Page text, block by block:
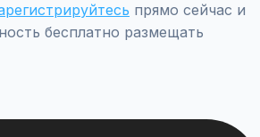
прямо сейчас и
бесплатно размещать